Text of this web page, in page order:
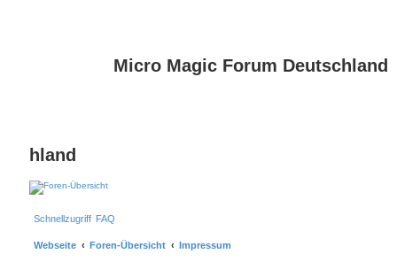
Micro Magic Forum Deutschland
hland
Schnellzugriff FAQ
Webseite Foren-Übersicht Impressum